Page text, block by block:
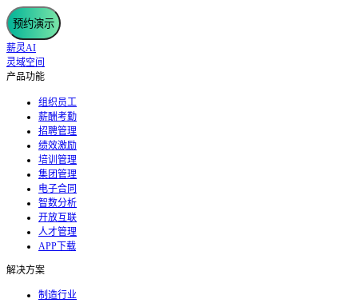
预约演示
薪灵AI
灵域空间
产品功能
组织员工
薪酬考勤
招聘管理
绩效激励
培训管理
集团管理
电子合同
智数分析
开放互联
人才管理
APP下载
解决方案
制造行业